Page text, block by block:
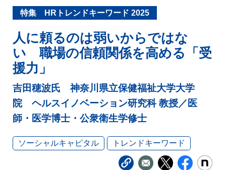
特集 HRトレンドキーワード 2025
人に頼るのは弱いからではな
い 職場の信頼関係を高める「受
援力」
吉田穂波氏 神奈川県立保健福祉大学大学
院 ヘルスイノベーション研究科 教授／医
師・医学博士・公衆衛生学修士
ソーシャルキャピタル トレンドキーワード